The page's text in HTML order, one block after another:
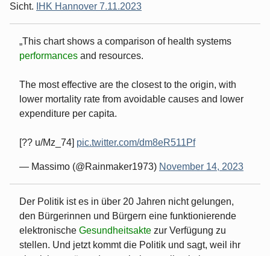
Sicht.
IHK Hannover 7.11.2023
This chart shows a comparison of health systems
performances and resources.
The most effective are the closest to the origin, with
lower mortality rate from avoidable causes and lower
expenditure per capita.
[?? u/Mz_74] pic.twitter.com/dm8eR511Pf
— Massimo (@Rainmaker1973) November 14, 2023
Der Politik ist es in über 20 Jahren nicht gelungen,
den Bürgerinnen und Bürgern eine funktionierende
elektronische Gesundheitsakte zur Verfügung zu
stellen. Und jetzt kommt die Politik und sagt, weil ihr